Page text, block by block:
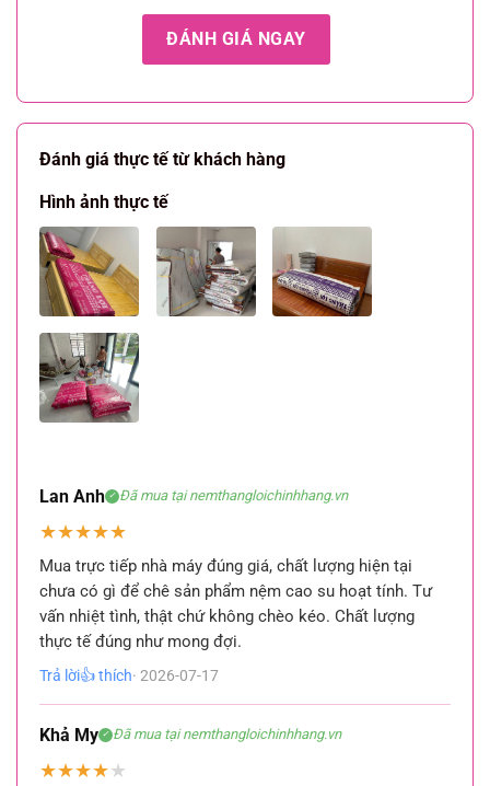
ĐÁNH GIÁ NGAY
Đánh giá thực tế từ khách hàng
Hình ảnh thực tế
KHÁCH HÀNG
Lan Anh ✓ Đã mua tại nemthangloichinhhang.vn
★★★★★
Mua trực tiếp nhà máy đúng giá, chất lượng hiện tại
chưa có gì để chê sản phẩm nệm cao su hoạt tính. Tư
vấn nhiệt tình, thật chứ không chèo kéo. Chất lượng
thực tế đúng như mong đợi.
Trả lời👍 thích· 2026-07-17
Khả My ✓ Đã mua tại nemthangloichinhhang.vn
★★★★★